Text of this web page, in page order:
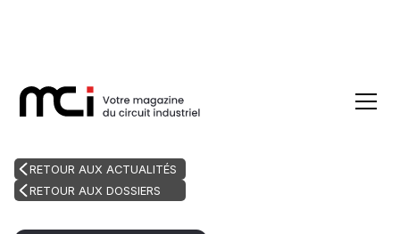
RETOUR AUX ACTUALITÉS
RETOUR AUX DOSSIERS